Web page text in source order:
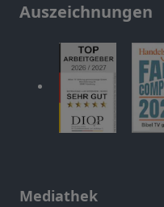
Auszeichnungen
Mediathek